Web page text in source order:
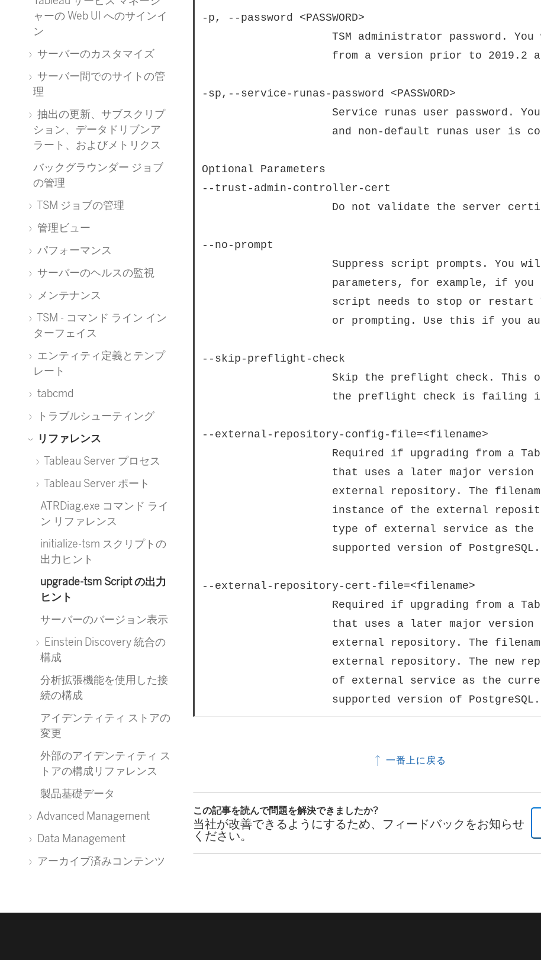
ャーの Web UI へのサインイ
ン
サーバーのカスタマイズ
サーバー間でのサイトの管
理
抽出の更新、サブスクリプ
ション、データドリブンア
ラート、およびメトリクス
バックグラウンダー ジョブ
の管理
TSM ジョブの管理
管理ビュー
パフォーマンス
サーバーのヘルスの監視
メンテナンス
TSM - コマンド ライン イン
ターフェイス
エンティティ定義とテンプ
レート
tabcmd
トラブルシューティング
リファレンス
Tableau Server プロセス
Tableau Server ポート
ATRDiag.exe コマンド ライ
ン リファレンス
initialize-tsm スクリプトの
出力ヒント
upgrade-tsm Script の出力
ヒント
サーバーのバージョン表示
Einstein Discovery 統合の
構成
分析拡張機能を使用した接
続の構成
アイデンティティ ストアの
変更
外部のアイデンティティ ス
トアの構成リファレンス
製品基礎データ
Advanced Management
Data Management
アーカイブ済みコンテンツ
-p, --password <PASSWORD>
					TSM administrator password. You will be prompted for a password if upgrading
-sp,--service-runas-password <PASSWORD>
					Service runas user password. You will be prompted for password if not set
Optional Parameters
--trust-admin-controller-cert
--no-prompt
					Suppress script prompts. You will only be prompted for missing required
--skip-preflight-check
					Skip the preflight check. This option should only be used if you are sure
--external-repository-config-file=<filename>
--external-repository-cert-file=<filename>
一番上に戻る
この記事を読んで問題を解決できましたか?
当社が改善できるようにするため、フィードバックをお知らせ
ください。